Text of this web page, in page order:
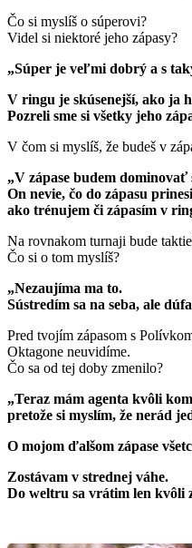
Čo si myslíš o súperovi?
Videl si niektoré jeho zápasy?
„Súper je veľmi dobrý a s
V ringu je skúsenejší, ako ja
Pozreli sme si všetky jeho
V čom si myslíš, že budeš v
„V zápase budem
On nevie, čo do zápasu
ako trénujem či zápasím v
Na rovnakom turnaji bude
Čo si o tom myslíš?
„Nezaujíma ma to.
Sústredím sa na seba, ale
Pred tvojím zápasom s
Oktagone neuvidíme.
Čo sa od tej doby zmenilo?
„Teraz mám agenta kvôli
pretože si myslím, že nerád
O mojom ďalšom zápase
Zostávam v strednej váhe.
Do weltru sa vrátim len kvôli